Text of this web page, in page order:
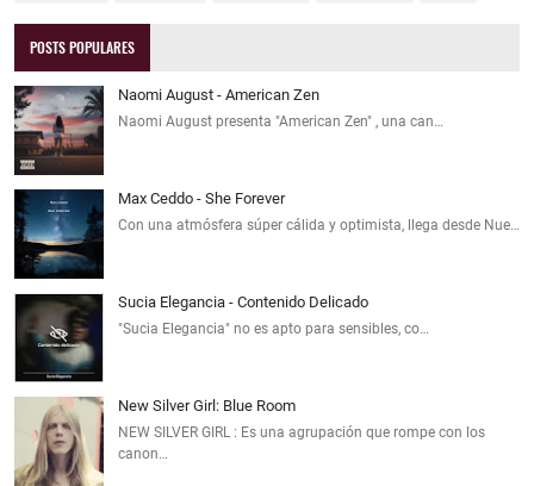
POSTS POPULARES
Naomi August - American Zen
Naomi August presenta "American Zen" , una can…
Max Ceddo - She Forever
Con una atmósfera súper cálida y optimista, llega desde Nue…
Sucia Elegancia - Contenido Delicado
"Sucia Elegancia" no es apto para sensibles, co…
New Silver Girl: Blue Room
NEW SILVER GIRL : Es una agrupación que rompe con los
canon…